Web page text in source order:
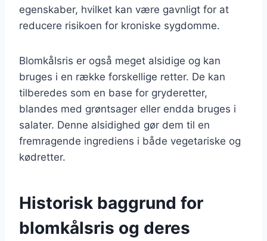
egenskaber, hvilket kan være gavnligt for at
reducere risikoen for kroniske sygdomme.
Blomkålsris er også meget alsidige og kan
bruges i en række forskellige retter. De kan
tilberedes som en base for gryderetter,
blandes med grøntsager eller endda bruges i
salater. Denne alsidighed gør dem til en
fremragende ingrediens i både vegetariske og
kødretter.
Historisk baggrund for
blomkålsris og deres